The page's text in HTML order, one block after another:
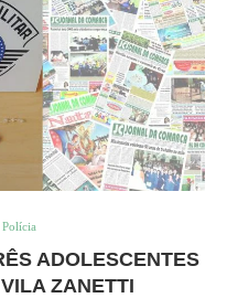
Polícia
ADOLESCENTES
ZANETTI